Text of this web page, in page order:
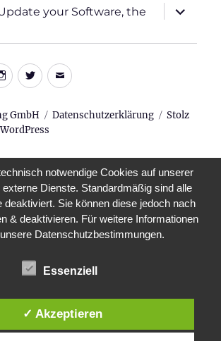
your Software, the
öffnen
Instagram
TwitterE-
GmbH Datenschutzerklärung
Stolz
notwendige Cookies auf unserer
Dienste. Standardmäßig sind alle
deaktiviert. Sie können diese jedoch nach
& deaktivieren. Für weitere Informationen
Datenschutzbestimmungen.
Essenziell
✓ Akzeptieren